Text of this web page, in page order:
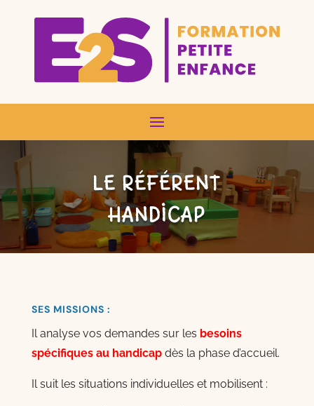
LE RÉFÉRENT
HANDICAP
SES MISSIONS :
Il analyse vos demandes sur les besoins
spécifiques au handicapdès la phase d’accueil.
Il suit les situations individuelles et mobilisent :